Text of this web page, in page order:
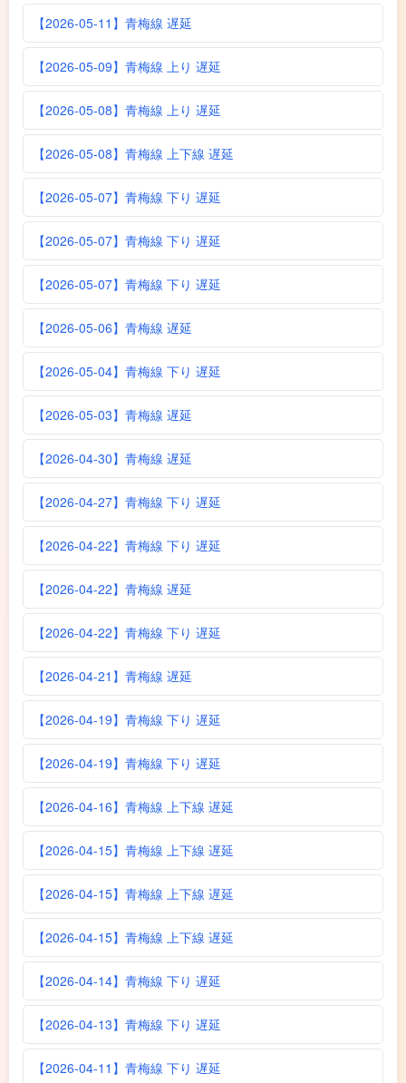
【2026-05-11】青梅線 遅延
【2026-05-09】青梅線 上り 遅延
【2026-05-08】青梅線 上り 遅延
【2026-05-08】青梅線 上下線 遅延
【2026-05-07】青梅線 下り 遅延
【2026-05-07】青梅線 下り 遅延
【2026-05-07】青梅線 下り 遅延
【2026-05-06】青梅線 遅延
【2026-05-04】青梅線 下り 遅延
【2026-05-03】青梅線 遅延
【2026-04-30】青梅線 遅延
【2026-04-27】青梅線 下り 遅延
【2026-04-22】青梅線 下り 遅延
【2026-04-22】青梅線 遅延
【2026-04-22】青梅線 下り 遅延
【2026-04-21】青梅線 遅延
【2026-04-19】青梅線 下り 遅延
【2026-04-19】青梅線 下り 遅延
【2026-04-16】青梅線 上下線 遅延
【2026-04-15】青梅線 上下線 遅延
【2026-04-15】青梅線 上下線 遅延
【2026-04-15】青梅線 上下線 遅延
【2026-04-14】青梅線 下り 遅延
【2026-04-13】青梅線 下り 遅延
【2026-04-11】青梅線 下り 遅延